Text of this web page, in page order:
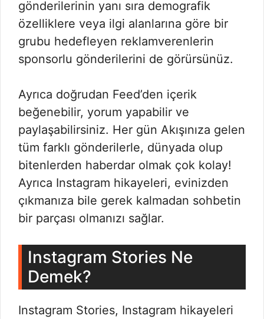
gönderilerinin yanı sıra demografik
özelliklere veya ilgi alanlarına göre bir
grubu hedefleyen reklamverenlerin
sponsorlu gönderilerini de görürsünüz.
Ayrıca doğrudan Feed’den içerik
beğenebilir, yorum yapabilir ve
paylaşabilirsiniz. Her gün Akışınıza gelen
tüm farklı gönderilerle, dünyada olup
bitenlerden haberdar olmak çok kolay!
Ayrıca Instagram hikayeleri, evinizden
çıkmanıza bile gerek kalmadan sohbetin
bir parçası olmanızı sağlar.
Instagram Stories Ne
Demek?
Instagram Stories, Instagram hikayeleri